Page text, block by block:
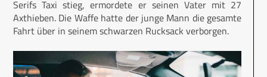
Serifs Taxi stieg, ermordete er seinen Vater mit 27
Axthieben. Die Waffe hatte der junge Mann die gesamte
Fahrt über in seinem schwarzen Rucksack verborgen.